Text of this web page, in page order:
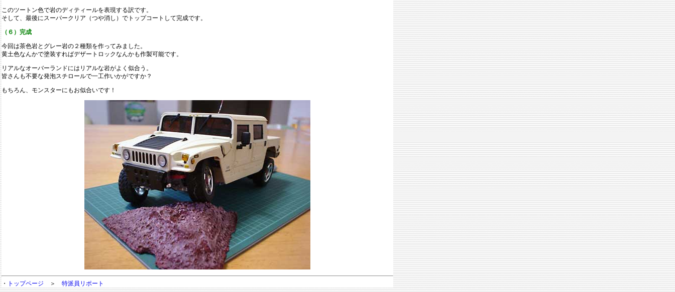
このツートン色で岩のディティールを表現する訳です。
そして、最後にスーパークリア（つや消し）でトップコートして完成です。
（６）完成
今回は茶色岩とグレー岩の２種類を作ってみました。
黄土色なんかで塗装すればデザートロックなんかも作製可能です。
リアルなオーバーランドにはリアルな岩がよく似合う。
皆さんも不要な発泡スチロールで一工作いかがですか？
もちろん、モンスターにもお似合いです！
・ トップページ ＞ 特派員リポート